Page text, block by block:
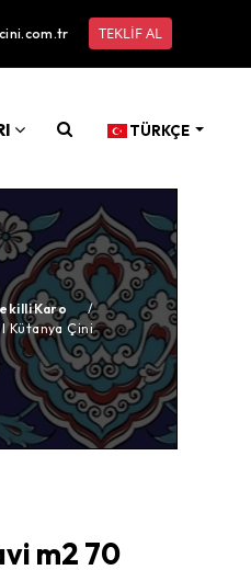
TEKLİF AL
TÜRKÇE
Karo
/
Kütanya Çini
m2 70